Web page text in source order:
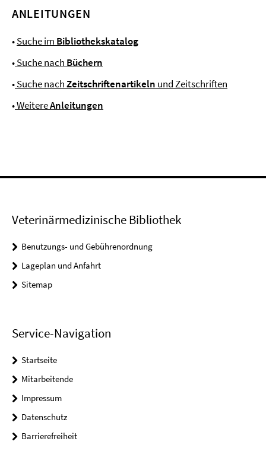
ANLEITUNGEN
•Suche im Bibliothekskatalog
•Suche nach Büchern
•Suche nachZeitschriftenartikeln und Zeitschriften
•WeitereAnleitungen
Veterinärmedizinische Bibliothek
Benutzungs- und Gebührenordnung
Lageplan und Anfahrt
Sitemap
Service-Navigation
Startseite
Mitarbeitende
Impressum
Datenschutz
Barrierefreiheit